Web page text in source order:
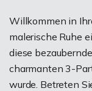
Willkommen in
malerische Ruhe
diese
charmanten 3-
wurde. Betreten